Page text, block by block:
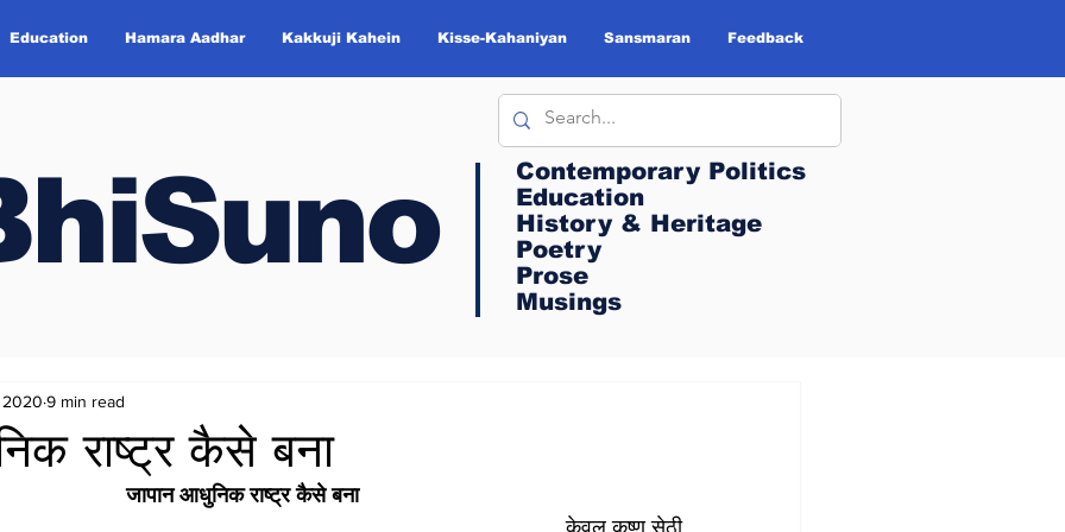
Education Hamara Aadhar Kakkuji Kahein Kisse-Kahaniyan Sansmaran Feedback
Contemporary Politics
Education
History & Heritage
Poetry
Prose
Musings
राष्ट्र कैसे बना
2020 9 min read
जापान आधुनिक राष्ट्र कैसे बना
केवल कृष्ण सेठी
Contemporary Politics
Education
History & Heritage
Poetry
Prose
Musings